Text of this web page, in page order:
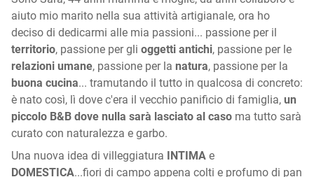
aiuto mio marito nella sua attività artigianale, ora ho
deciso di dedicarmi alle mia passioni... passione per il
territorio, passione per gli oggetti antichi, passione per le
relazioni umane, passione per la natura, passione per la
buona cucina... tramutando il tutto in qualcosa di concreto:
è nato così, lì dove c'era il vecchio panificio di famiglia, un
piccolo B&B dove nulla sarà lasciato al caso ma tutto sarà
curato con naturalezza e garbo.
Una nuova idea di villeggiatura INTIMA e
DOMESTICA...fiori di campo appena colti e profumo di pan